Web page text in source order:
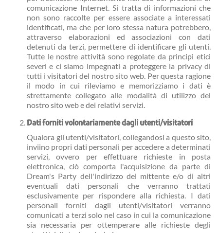
comunicazione Internet. Si tratta di informazioni che
non sono raccolte per essere associate a interessati
identificati, ma che per loro stessa natura potrebbero,
attraverso elaborazioni ed associazioni con dati
detenuti da terzi, permettere di identificare gli utenti.
Tutte le nostre attività sono regolate da principi etici
severi e ci siamo impegnati a proteggere la privacy di
tutti i visitatori del nostro sito web. Per questa ragione
il modo in cui rileviamo e memorizziamo i dati è
strettamente collegato alle modalità di utilizzo del
nostro sito web e dei relativi servizi.
Dati forniti volontariamente dagli utenti/visitatori
Qualora gli utenti/visitatori, collegandosi a questo sito,
inviino propri dati personali per accedere a determinati
servizi, ovvero per effettuare richieste in posta
elettronica, ciò comporta l'acquisizione da parte di
Dream's Party dell'indirizzo del mittente e/o di altri
eventuali dati personali che verranno trattati
esclusivamente per rispondere alla richiesta. I dati
personali forniti dagli utenti/visitatori verranno
comunicati a terzi solo nel caso in cui la comunicazione
sia necessaria per ottemperare alle richieste degli